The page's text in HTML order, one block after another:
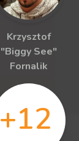
Krzysztof
"Biggy See"
Fornalik
+12